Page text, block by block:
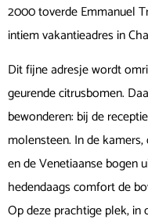
2000 toverde Emmanuel
intiem vakantieadres in
Dit fijne adresje wordt
geurende citrusbomen.
bewonderen: bij de
molensteen. In de
en de Venetiaanse bogen
hedendaags comfort de
Op deze prachtige plek,